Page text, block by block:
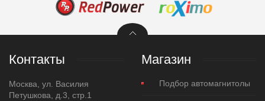
Контакты
Москва, ул. Василия
Петушкова, д.3, стр.1
Магазин
Подбор автомагнитолы